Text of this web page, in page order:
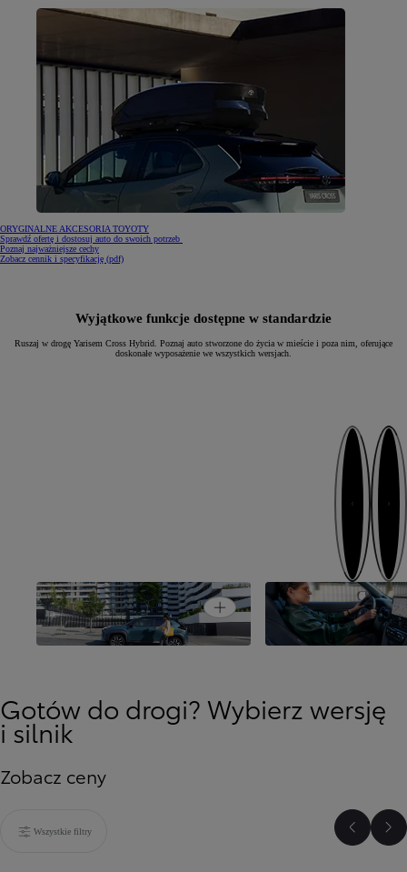
ORYGINALNE AKCESORIA TOYOTY
Sprawdź ofertę i dostosuj auto do swoich potrzeb
Poznaj najważniejsze cechy
Zobacz cennik i specyfikację (pdf)(Opens in new window)
Wyjątkowe funkcje dostępne w standardzie
Ruszaj w drogę Yarisem Cross Hybrid. Poznaj auto stworzone do życia w mieście i poza nim, oferujące
doskonałe wyposażenie we wszystkich wersjach.
Poprzedni
Stworzony nie tylko do miasta
Open cardUsiądź wygodnie,
więcej
Gotów do drogi? Wybierz wersję
i silnik
Zobacz ceny
Wszystkie filtry